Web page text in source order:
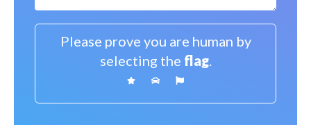
Please prove you are human by
selecting the flag.